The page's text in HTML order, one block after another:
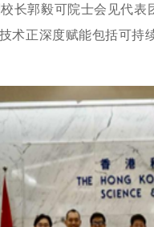
长郭毅可院士会见代
术正深度赋能包括可持